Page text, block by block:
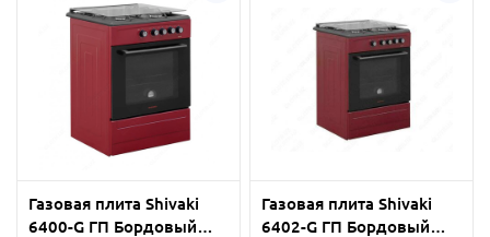
Газовая плита Shivaki
6400-G ГП Бордовый
Газовая плита Shivaki
6402-G ГП Бордовый